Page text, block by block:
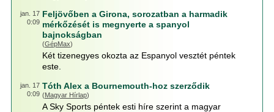
jan. 17
0:09
Feljövőben a Girona, sorozatban a harmadik
mérkőzését is megnyerte a spanyol
bajnokságban
(GépMax)
Két tizenegyes okozta az Espanyol vesztét péntek
este.
jan. 17
0:09
Tóth Alex a Bournemouth-hoz szerződik
(Magyar Hírlap)
A Sky Sports péntek esti híre szerint a magyar